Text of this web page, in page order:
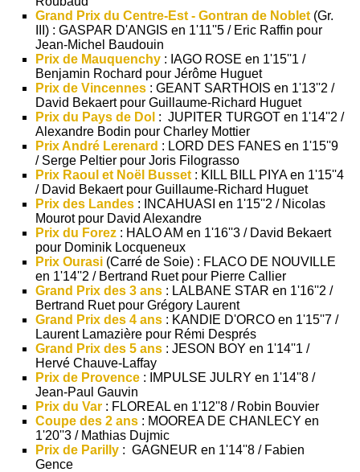
Grand Prix du Centre-Est - Gontran de Noblet (Gr.
III) : GASPAR D'ANGIS en 1'11''5 / Eric Raffin pour
Jean-Michel Baudouin
Prix de Mauquenchy : IAGO ROSE en 1'15''1 /
Benjamin Rochard pour Jérôme Huguet
Prix de Vincennes : GEANT SARTHOIS en 1'13''2 /
David Bekaert pour Guillaume-Richard Huguet
Prix du Pays de Dol : JUPITER TURGOT en 1'14''2 /
Alexandre Bodin pour Charley Mottier
Prix André Lerenard : LORD DES FANES en 1'15''9
/ Serge Peltier pour Joris Filograsso
Prix Raoul et Noël Busset : KILL BILL PIYA en 1'15''4
/ David Bekaert pour Guillaume-Richard Huguet
Prix des Landes : INCAHUASI en 1'15''2 / Nicolas
Mourot pour David Alexandre
Prix du Forez : HALO AM en 1'16''3 / David Bekaert
pour Dominik Locqueneux
Prix Ourasi (Carré de Soie) : FLACO DE NOUVILLE
en 1'14''2 / Bertrand Ruet pour Pierre Callier
Grand Prix des 3 ans : LALBANE STAR en 1'16''2 /
Bertrand Ruet pour Grégory Laurent
Grand Prix des 4 ans : KANDIE D'ORCO en 1'15''7 /
Laurent Lamazière pour Rémi Després
Grand Prix des 5 ans : JESON BOY en 1'14''1 /
Hervé Chauve-Laffay
Prix de Provence : IMPULSE JULRY en 1'14''8 /
Jean-Paul Gauvin
Prix du Var : FLOREAL en 1'12''8 / Robin Bouvier
Coupe des 2 ans : MOOREA DE CHANLECY en
1'20''3 / Mathias Dujmic
Prix de Parilly : GAGNEUR en 1'14''8 / Fabien
Gence